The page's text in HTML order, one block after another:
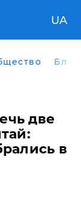
UA
две
в